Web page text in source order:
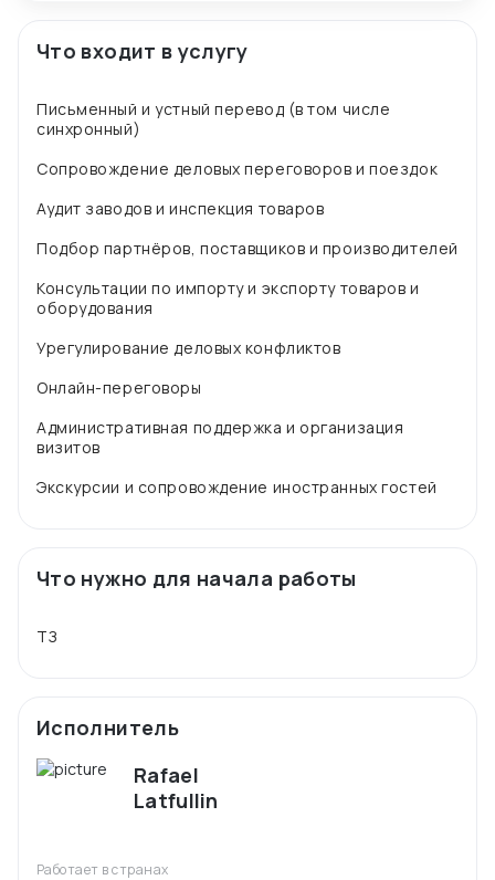
Что входит в услугу
Письменный и устный перевод (в том числе
синхронный)
Сопровождение деловых переговоров и поездок
Аудит заводов и инспекция товаров
Подбор партнёров, поставщиков и производителей
Консультации по импорту и экспорту товаров и
оборудования
Урегулирование деловых конфликтов
Онлайн-переговоры
Административная поддержка и организация
визитов
Что нужно для начала работы
Исполнитель
Rafael
Latfullin
Работает в странах